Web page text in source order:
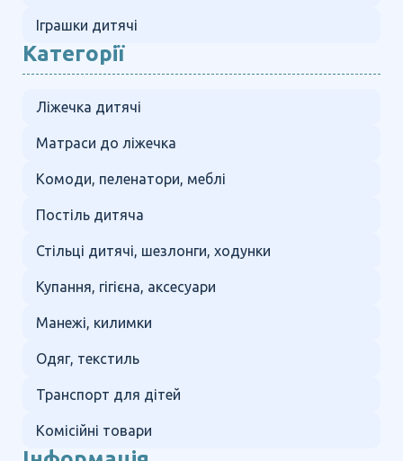
Іграшки дитячі
Категорії
Ліжечка дитячі
Матраси до ліжечка
Комоди, пеленатори, меблі
Постіль дитяча
Стільці дитячі, шезлонги, ходунки
Купання, гігієна, аксесуари
Манежі, килимки
Одяг, текстиль
Транспорт для дітей
Комісійні товари